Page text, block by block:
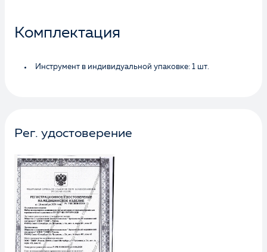
Комплектация
Инструмент в индивидуальной упаковке: 1 шт.
Рег. удостоверение